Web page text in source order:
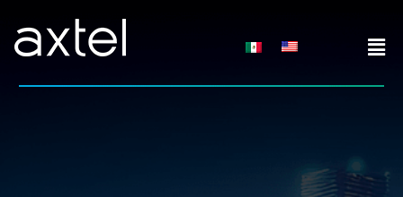
content